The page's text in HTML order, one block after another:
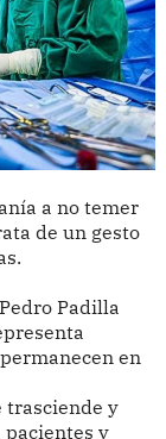
a no temer
de un gesto
Padilla
en
trasciende y
y